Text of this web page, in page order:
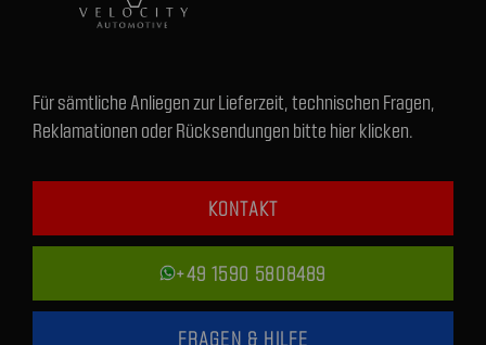
Für sämtliche Anliegen zur Lieferzeit, technischen Fragen,
Reklamationen oder Rücksendungen bitte hier klicken.
KONTAKT
+49 1590 5808489
FRAGEN & HILFE